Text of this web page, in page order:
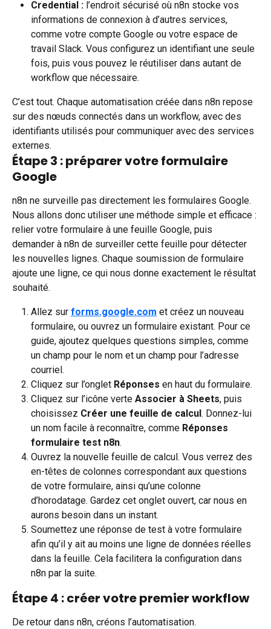
Credential : l’endroit sécurisé où n8n stocke vos
informations de connexion à d’autres services,
comme votre compte Google ou votre espace de
travail Slack. Vous configurez un identifiant une seule
fois, puis vous pouvez le réutiliser dans autant de
workflow que nécessaire.
C’est tout. Chaque automatisation créée dans n8n repose
sur des nœuds connectés dans un workflow, avec des
identifiants utilisés pour communiquer avec des services
externes.
Étape 3 : préparer votre formulaire
Google
n8n ne surveille pas directement les formulaires Google.
Nous allons donc utiliser une méthode simple et efficace :
relier votre formulaire à une feuille Google, puis
demander à n8n de surveiller cette feuille pour détecter
les nouvelles lignes. Chaque soumission de formulaire
ajoute une ligne, ce qui nous donne exactement le résultat
souhaité.
Allez sur forms.google.com et créez un nouveau
formulaire, ou ouvrez un formulaire existant. Pour ce
guide, ajoutez quelques questions simples, comme
un champ pour le nom et un champ pour l’adresse
courriel.
Cliquez sur l’onglet Réponses en haut du formulaire.
Cliquez sur l’icône verte Associer à Sheets, puis
choisissez Créer une feuille de calcul . Donnez-lui
un nom facile à reconnaître, comme Réponses
formulaire test n8n.
Ouvrez la nouvelle feuille de calcul. Vous verrez des
en-têtes de colonnes correspondant aux questions
de votre formulaire, ainsi qu’une colonne
d’horodatage. Gardez cet onglet ouvert, car nous en
aurons besoin dans un instant.
Soumettez une réponse de test à votre formulaire
afin qu’il y ait au moins une ligne de données réelles
dans la feuille. Cela facilitera la configuration dans
n8n par la suite.
Étape 4 : créer votre premier workflow
De retour dans n8n, créons l’automatisation.